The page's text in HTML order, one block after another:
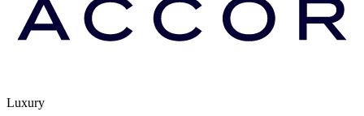
Luxury